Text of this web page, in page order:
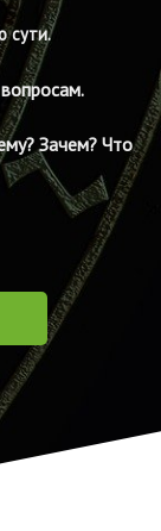
сути.
Зачем? Что